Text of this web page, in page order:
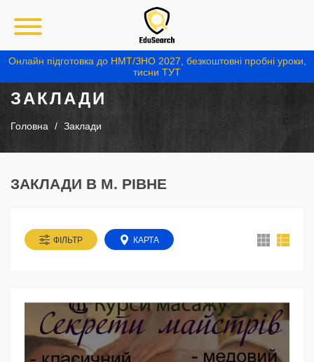
Онлайн підготовка до НМТ/ЗНО 2027, безкоштовні пробні уроки,
тисни ТУТ
ЗАКЛАДИ
Головна Заклади
ЗАКЛАДИ В М. РІВНЕ
ФІЛЬТР КАРТА